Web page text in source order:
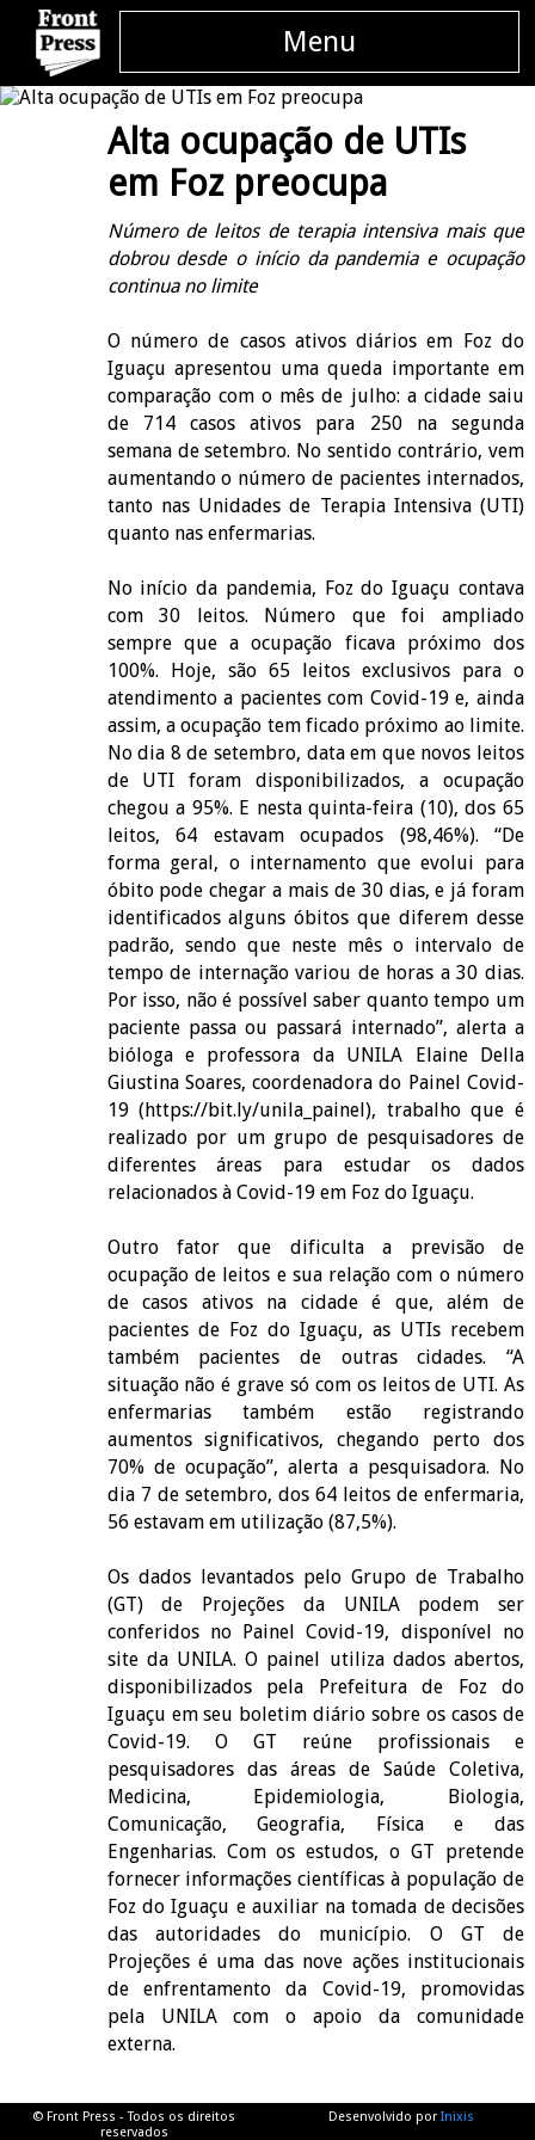
Menu
Alta ocupação de UTIs
em Foz preocupa
Número de leitos de terapia intensiva mais que
dobrou desde o início da pandemia e ocupação
continua no limite
O número de casos ativos diários em Foz do
Iguaçu apresentou uma queda importante em
comparação com o mês de julho: a cidade saiu
de 714 casos ativos para 250 na segunda
semana de setembro. No sentido contrário, vem
aumentando o número de pacientes internados,
tanto nas Unidades de Terapia Intensiva (UTI)
quanto nas enfermarias.
No início da pandemia, Foz do Iguaçu contava
com 30 leitos. Número que foi ampliado
sempre que a ocupação ficava próximo dos
100%. Hoje, são 65 leitos exclusivos para o
atendimento a pacientes com Covid-19 e, ainda
assim, a ocupação tem ficado próximo ao limite.
No dia 8 de setembro, data em que novos leitos
de UTI foram disponibilizados, a ocupação
chegou a 95%. E nesta quinta-feira (10), dos 65
leitos, 64 estavam ocupados (98,46%). “De
forma geral, o internamento que evolui para
óbito pode chegar a mais de 30 dias, e já foram
identificados alguns óbitos que diferem desse
padrão, sendo que neste mês o intervalo de
tempo de internação variou de horas a 30 dias.
Por isso, não é possível saber quanto tempo um
paciente passa ou passará internado”, alerta a
bióloga e professora da UNILA Elaine Della
Giustina Soares, coordenadora do Painel Covid-
19 (https://bit.ly/unila_painel), trabalho que é
realizado por um grupo de pesquisadores de
diferentes áreas para estudar os dados
relacionados à Covid-19 em Foz do Iguaçu.
Outro fator que dificulta a previsão de
ocupação de leitos e sua relação com o número
de casos ativos na cidade é que, além de
pacientes de Foz do Iguaçu, as UTIs recebem
também pacientes de outras cidades. “A
situação não é grave só com os leitos de UTI. As
enfermarias também estão registrando
aumentos significativos, chegando perto dos
70% de ocupação”, alerta a pesquisadora. No
dia 7 de setembro, dos 64 leitos de enfermaria,
56 estavam em utilização (87,5%).
Os dados levantados pelo Grupo de Trabalho
(GT) de Projeções da UNILA podem ser
conferidos no Painel Covid-19, disponível no
site da UNILA. O painel utiliza dados abertos,
disponibilizados pela Prefeitura de Foz do
Iguaçu em seu boletim diário sobre os casos de
Covid-19. O GT reúne profissionais e
pesquisadores das áreas de Saúde Coletiva,
Medicina, Epidemiologia, Biologia,
Comunicação, Geografia, Física e das
Engenharias. Com os estudos, o GT pretende
fornecer informações científicas à população de
Foz do Iguaçu e auxiliar na tomada de decisões
das autoridades do município. O GT de
Projeções é uma das nove ações institucionais
de enfrentamento da Covid-19, promovidas
pela UNILA com o apoio da comunidade
externa.
© Front Press - Todos os direitos
reservados
Desenvolvido porInixis